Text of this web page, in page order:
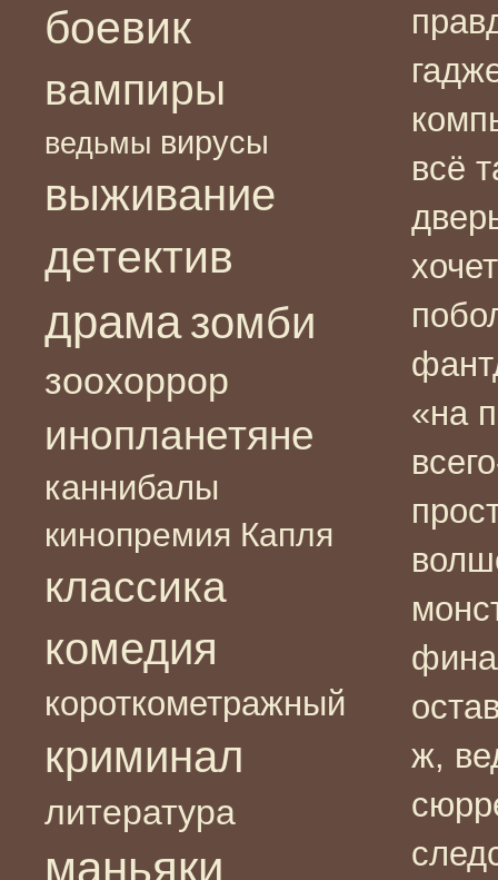
боевик
вампиры
ведьмы вирусы
выживание
детектив
драма зомби
зоохоррор
инопланетяне
каннибалы
кинопремия Капля
классика
комедия
короткометражный
криминал
литература
маньяки
всё
«на
ж,